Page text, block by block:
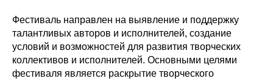
Фестиваль направлен на выявление и поддержку
талантливых авторов и исполнителей, создание
условий и возможностей для развития творческих
коллективов и исполнителей. Основными целями
фестиваля является раскрытие творческого